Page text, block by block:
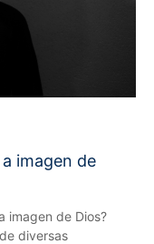
imagen de
imagen de Dios?
diversas